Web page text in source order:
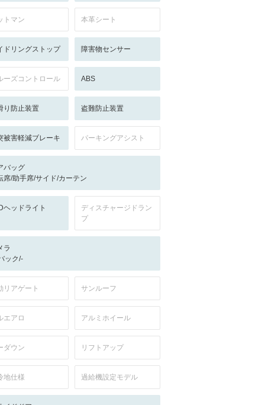
トマン 本革シート
ドリングストップ 障害物センサー
ーズコントロール ABS
り防止装置 盗難防止装置
被害軽減ブレーキ パーキングアシスト
バッグ
席/助手席/サイド/カーテン
ヘッドライト
ディスチャージドラン
プ
ラ
ック/-
リアゲート サンルーフ
エアロ アルミホイール
ダウン リフトアップ
地仕様 過給機設定モデル